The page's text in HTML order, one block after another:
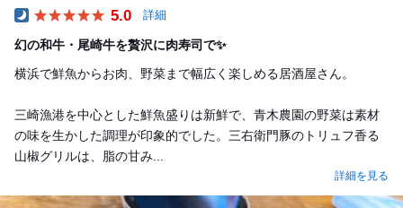
5.0 詳細
幻の和牛・尾崎牛を贅沢に肉寿司で✨
横浜で鮮魚からお肉、野菜まで幅広く楽しめる居酒屋さん。
三崎漁港を中心とした鮮魚盛りは新鮮で、青木農園の野菜は素材
の味を生かした調理が印象的でした。三右衛門豚のトリュフ香る
山椒グリルは、脂の甘み...
詳細を見る